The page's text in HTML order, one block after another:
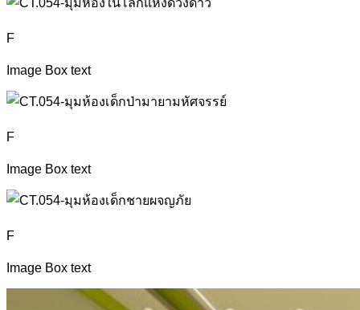
F
Image Box text
F
Image Box text
F
Image Box text